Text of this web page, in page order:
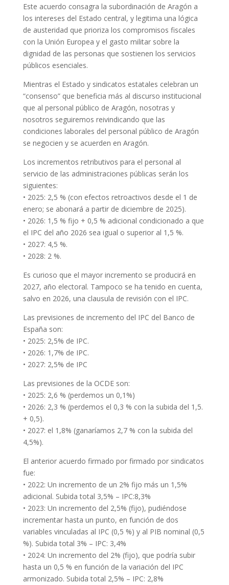
Este acuerdo consagra la subordinación de Aragón a
los intereses del Estado central, y legitima una lógica
de austeridad que prioriza los compromisos fiscales
con la Unión Europea y el gasto militar sobre la
dignidad de las personas que sostienen los servicios
públicos esenciales.
Mientras el Estado y sindicatos estatales celebran un
“consenso” que beneficia más al discurso institucional
que al personal público de Aragón, nosotras y
nosotros seguiremos reivindicando que las
condiciones laborales del personal público de Aragón
se negocien y se acuerden en Aragón.
Los incrementos retributivos para el personal al
servicio de las administraciones públicas serán los
siguientes:
• 2025: 2,5 % (con efectos retroactivos desde el 1 de
enero; se abonará a partir de diciembre de 2025).
• 2026: 1,5 % fijo + 0,5 % adicional condicionado a que
el IPC del año 2026 sea igual o superior al 1,5 %.
• 2027: 4,5 %.
• 2028: 2 %.
Es curioso que el mayor incremento se producirá en
2027, año electoral. Tampoco se ha tenido en cuenta,
salvo en 2026, una clausula de revisión con el IPC.
Las previsiones de incremento del IPC del Banco de
España son:
• 2025: 2,5% de IPC.
• 2026: 1,7% de IPC.
• 2027: 2,5% de IPC
Las previsiones de la OCDE son:
• 2025: 2,6 % (perdemos un 0,1%)
• 2026: 2,3 % (perdemos el 0,3 % con la subida del 1,5.
+ 0,5).
• 2027: el 1,8% (ganaríamos 2,7 % con la subida del
4,5%).
El anterior acuerdo firmado por firmado por sindicatos
fue:
• 2022: Un incremento de un 2% fijo más un 1,5%
adicional. Subida total 3,5% – IPC:8,3%
• 2023: Un incremento del 2,5% (fijo), pudiéndose
incrementar hasta un punto, en función de dos
variables vinculadas al IPC (0,5 %) y al PIB nominal (0,5
%). Subida total 3% – IPC: 3,4%
• 2024: Un incremento del 2% (fijo), que podría subir
hasta un 0,5 % en función de la variación del IPC
armonizado. Subida total 2,5% – IPC: 2,8%